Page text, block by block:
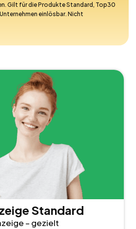
Gilt für die Produkte Standard, Top30
einlösbar. Nicht
Standard
– gezielt